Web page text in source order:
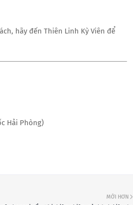
hãy đến Thiên Linh Kỳ Viên để
Hải Phòng)
MỚI HƠN